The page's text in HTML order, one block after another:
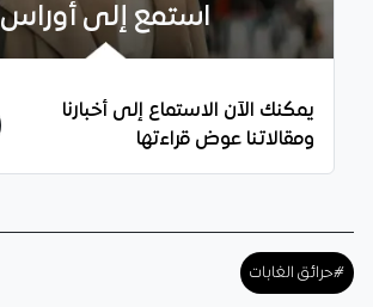
استمع إلى أوراس
يمكنك الآن الاستماع إلى أخبارنا
ومقالاتنا عوض قراءتها
#حرائق الغابات